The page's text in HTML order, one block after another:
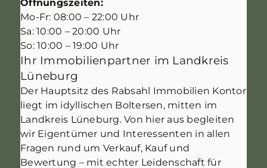
Öffnungszeiten:
Mo-Fr: 08:00 – 22:00 Uhr
Sa: 10:00 – 20:00 Uhr
So: 10:00 – 19:00 Uhr
Ihr Immobilienpartner im Landkreis
Lüneburg
Der Hauptsitz des Rabsahl Immobilien Kontor
liegt im idyllischen Boltersen, mitten im
Landkreis Lüneburg. Von hier aus begleiten
wir Eigentümer und Interessenten in allen
Fragen rund um Verkauf, Kauf und
Bewertung – mit echter Leidenschaft für